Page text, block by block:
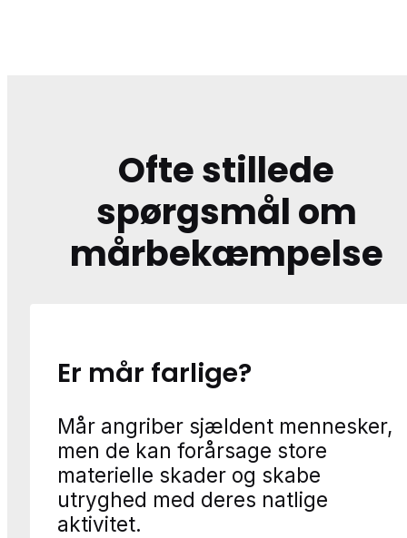
Ofte stillede
spørgsmål om
mårbekæmpelse
Er mår farlige?
Mår angriber sjældent mennesker,
men de kan forårsage store
materielle skader og skabe
utryghed med deres natlige
aktivitet.